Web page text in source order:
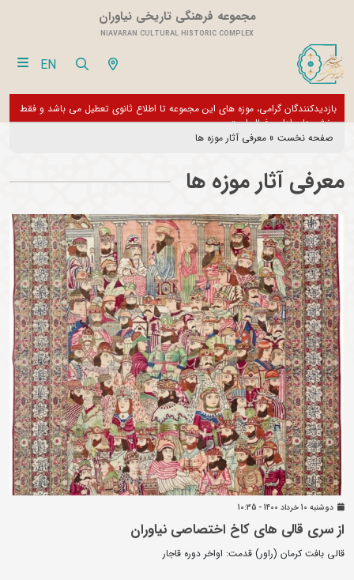
مجموعه فرهنگی تاریخی نیاوران
NIAVARAN CULTURAL HISTORIC COMPLEX
EN
بازدیدکنندگان گرامی، موزه های این مجموعه تا اطلاع ثانوی تعطیل می باشد و فقط
بخش های اداری فعال است
صفحه نخست » معرفی آثار موزه ها
معرفی آثار موزه ها
دوشنبه 10 خرداد 1400 - 10:35
از سری قالی های کاخ اختصاصی نیاوران
قالی بافت کرمان (راور) قدمت: اواخر دوره قاجار